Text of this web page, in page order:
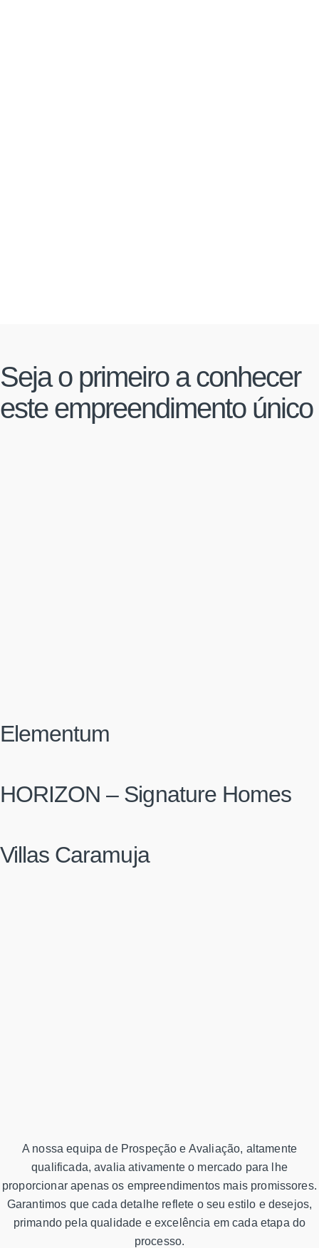
Seja o primeiro a conhecer
este empreendimento único
Elementum
HORIZON – Signature Homes
Villas Caramuja
A nossa equipa de Prospeção e Avaliação, altamente
qualificada, avalia ativamente o mercado para lhe
proporcionar apenas os empreendimentos mais promissores.
Garantimos que cada detalhe reflete o seu estilo e desejos,
primando pela qualidade e excelência em cada etapa do
processo.